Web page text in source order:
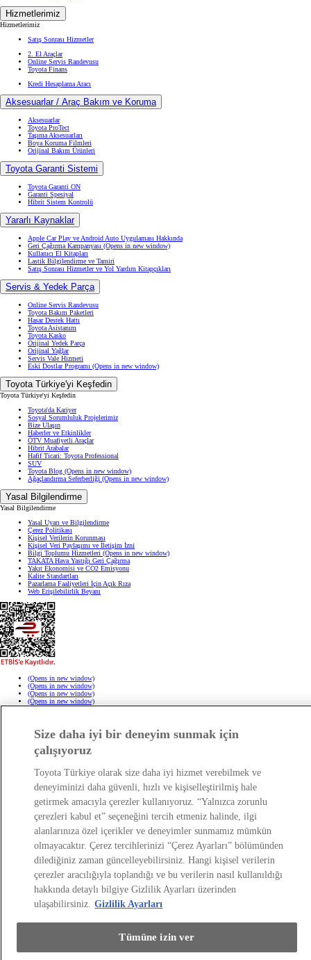
Hizmetlerimiz
Hizmetlerimiz
Satış Sonrası Hizmetler
2. El Araçlar
Online Servis Randevusu
Toyota Finans
Kredi Hesaplama Aracı
Aksesuarlar / Araç Bakım ve Koruma
Aksesuarlar
Toyota ProTect
Taşıma Aksesuarları
Boya Koruma Filmleri
Orijinal Bakım Ürünleri
Toyota Garanti Sistemi
Toyota Garanti ON
Garanti Spesiyal
Hibrit Sistem Kontrolü
Yararlı Kaynaklar
Apple Car Play ve Android Auto Uygulaması Hakkında
Geri Çağırma Kampanyası (Opens in new window)
Kullanıcı El Kitapları
Lastik Bilgilendirme ve Tamiri
Satış Sonrası Hizmetler ve Yol Yardım Kitapçıkları
Servis & Yedek Parça
Online Servis Randevusu
Toyota Bakım Paketleri
Hasar Destek Hattı
Toyota Asistanım
Toyota Kasko
Orijinal Yedek Parça
Orijinal Yağlar
Servis Vale Hizmeti
Eski Dostlar Programı (Opens in new window)
Toyota Türkiye'yi Keşfedin
Toyota Türkiye'yi Keşfedin
Toyota'da Kariyer
Sosyal Sorumluluk Projelerimiz
Bize Ulaşın
Haberler ve Etkinlikler
ÖTV Muafiyetli Araçlar
Hibrit Arabalar
Hafif Ticari: Toyota Professional
SUV
Toyota Blog (Opens in new window)
Ağaçlandırma Seferberliği (Opens in new window)
Yasal Bilgilendirme
Yasal Bilgilendirme
Yasal Uyarı ve Bilgilendirme
Çerez Politikası
Kişisel Verilerin Korunması
Kişisel Veri Paylaşımı ve İletişim İzni
Bilgi Toplumu Hizmetleri (Opens in new window)
TAKATA Hava Yastığı Geri Çağırma
Yakıt Ekonomisi ve CO2 Emisyonu
Kalite Standartları
Pazarlama Faaliyetleri İçin Açık Rıza
Web Erişilebilirlik Beyanı
(Opens in new window)
(Opens in new window)
(Opens in new window)
(Opens in new window)
(Opens in new window)
Site İlkeleri
Gizlilik Ayarları
Kişisel Verilerin Korunması
Size daha iyi bir deneyim sunmak için
çalışıyoruz
Toyota Türkiye olarak size daha iyi hizmet verebilmek ve
deneyiminizi daha güvenli, hızlı ve kişiselleştirilmiş hale
getirmek amacıyla çerezler kullanıyoruz. “Yalnızca zorunlu
çerezleri kabul et” seçeneğini tercih etmeniz halinde, ilgi
alanlarınıza özel içerikler ve deneyimler sunmamız mümkün
olmayacaktır. Çerez tercihlerinizi “Çerez Ayarları” bölümünden
dilediğiniz zaman güncelleyebilirsiniz. Hangi kişisel verilerin
çerezler aracılığıyla toplandığı ve bu verilerin nasıl kullanıldığı
hakkında detaylı bilgiye Gizlilik Ayarları üzerinden
ulaşabilirsiniz. Gizlilik Ayarları
Tümüne izin ver